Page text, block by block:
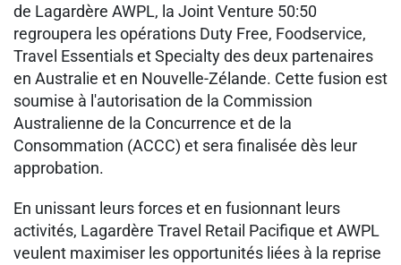
de Lagardère AWPL, la Joint Venture 50:50
regroupera les opérations Duty Free, Foodservice,
Travel Essentials et Specialty des deux partenaires
en Australie et en Nouvelle-Zélande. Cette fusion est
soumise à l'autorisation de la Commission
Australienne de la Concurrence et de la
Consommation (ACCC) et sera finalisée dès leur
approbation.
En unissant leurs forces et en fusionnant leurs
activités, Lagardère Travel Retail Pacifique et AWPL
veulent maximiser les opportunités liées à la reprise